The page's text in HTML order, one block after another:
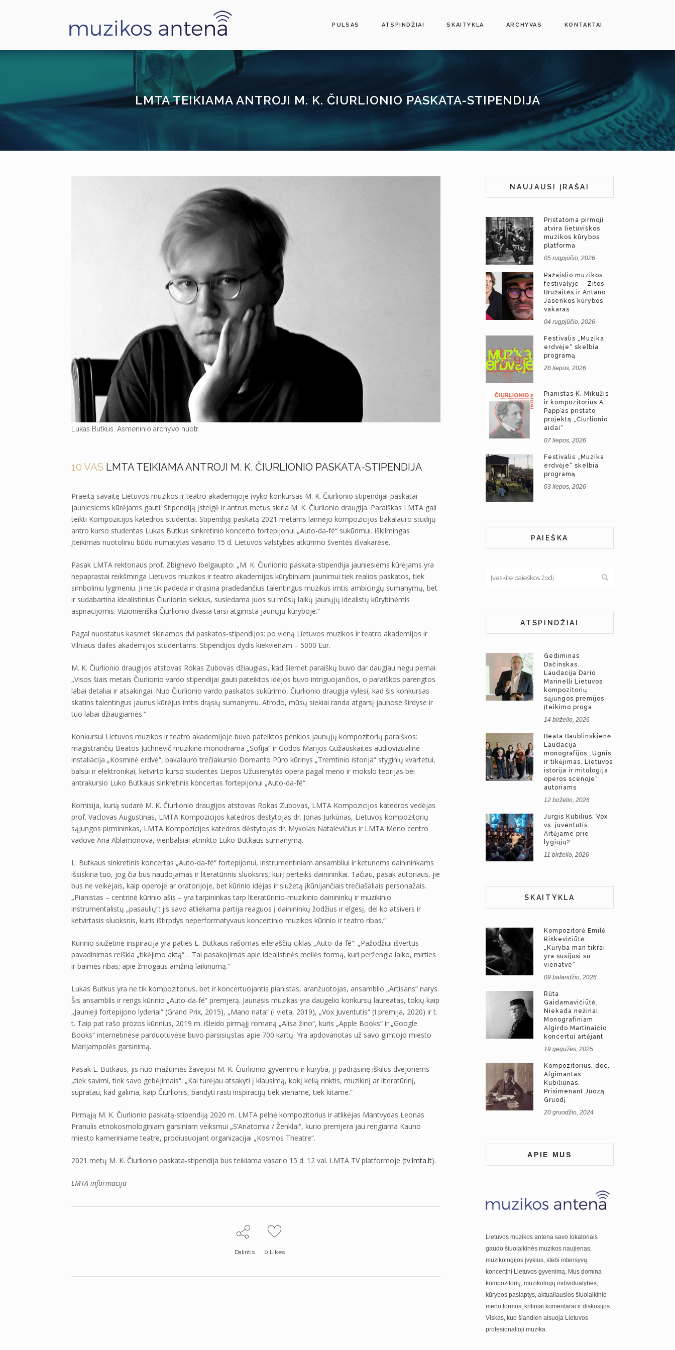
PULSAS ATSPINDŽIAI SKAITYKLA ARCHYVAS KONTAKTAI
LMTA TEIKIAMA ANTROJI M. K. ČIURLIONIO PASKATA-STIPENDIJA
Lukas Butkus. Asmeninio archyvo nuotr.
10 VAS LMTA TEIKIAMA ANTROJI M. K. ČIURLIONIO PASKATA-STIPENDIJA
Praeitą savaitę Lietuvos muzikos ir teatro akademijoje įvyko konkursas M. K. Čiurlionio stipendijai-paskatai
jauniesiems kūrėjams gauti. Stipendiją įsteigė ir antrus metus skiria M. K. Čiurlionio draugija. Paraiškas LMTA gali
teikti Kompozicijos katedros studentai. Stipendiją-paskatą 2021 metams laimėjo kompozicijos bakalauro studijų
antro kurso studentas Lukas Butkus sinkretinio koncerto fortepijonui „Auto-da-fé“ sukūrimui. Iškilmingas
įteikimas nuotoliniu būdu numatytas vasario 15 d. Lietuvos valstybės atkūrimo šventės išvakarėse.
Pasak LMTA rektoriaus prof. Zbignevo Ibelgaupto: „M. K. Čiurlionio paskata-stipendija jauniesiems kūrėjams yra
nepaprastai reikšminga Lietuvos muzikos ir teatro akademijos kūrybiniam jaunimui tiek realios paskatos, tiek
simboliniu lygmeniu. Ji ne tik padeda ir drąsina pradedančius talentingus muzikus imtis ambicingų sumanymų, bet
ir sudabartina idealistinius Čiurlionio siekius, susiedama juos su mūsų laikų jaunųjų idealistų kūrybinėmis
aspiracijomis. Vizionieriška Čiurlionio dvasia tarsi atgimsta jaunųjų kūryboje.“
Pagal nuostatus kasmet skiriamos dvi paskatos-stipendijos: po vieną Lietuvos muzikos ir teatro akademijos ir
Vilniaus dailės akademijos studentams. Stipendijos dydis kiekvienam – 5000 Eur.
M. K. Čiurlionio draugijos atstovas Rokas Zubovas džiaugiasi, kad šiemet paraiškų buvo dar daugiau negu pernai:
„Visos šiais metais Čiurlionio vardo stipendijai gauti pateiktos idėjos buvo intriguojančios, o paraiškos parengtos
labai detaliai ir atsakingai. Nuo Čiurlionio vardo paskatos sukūrimo, Čiurlionio draugija vylėsi, kad šis konkursas
skatins talentingus jaunus kūrėjus imtis drąsių sumanymu. Atrodo, mūsų siekiai randa atgarsį jaunose širdyse ir
tuo labai džiaugiamės.“
Konkursui Lietuvos muzikos ir teatro akademijoje buvo pateiktos penkios jaunųjų kompozitorių paraiškos:
magistrančių Beatos Juchnevič muzikinė monodrama „Sofija“ ir Godos Marijos Gužauskaitės audiovizualinė
instaliacija „Kosminė erdvė“, bakalauro trečiakursio Domanto Pūro kūrinys „Tremtinio istorija“ styginių kvartetui,
balsui ir elektronikai, ketvirto kurso studentės Liepos Užusienytės opera pagal meno ir mokslo teorijas bei
antrakursio Luko Butkaus sinkretinis koncertas fortepijonui „Auto-da-fé“.
Komisija, kurią sudarė M. K. Čiurlionio draugijos atstovas Rokas Zubovas, LMTA Kompozicijos katedros vedėjas
prof. Vaclovas Augustinas, LMTA Kompozicijos katedros dėstytojas dr. Jonas Jurkūnas, Lietuvos kompozitorių
sąjungos pirmininkas, LMTA Kompozicijos katedros dėstytojas dr. Mykolas Natalevičius ir LMTA Meno centro
vadovė Ana Ablamonova, vienbalsiai atrinkto Luko Butkaus sumanymą.
L. Butkaus sinkretinis koncertas „Auto-da-fé“ fortepijonui, instrumentiniam ansambliui ir keturiems dainininkams
išsiskiria tuo, jog čia bus naudojamas ir literatūrinis sluoksnis, kurį perteiks dainininkai. Tačiau, pasak autoriaus, jie
bus ne veikėjais, kaip operoje ar oratorijoje, bet kūrinio idėjas ir siužetą įkūnijančiais trečiašaliais personažais.
„Pianistas – centrinė kūrinio ašis – yra tarpininkas tarp literatūrinio-muzikinio dainininkų ir muzikinio
instrumentalistų „pasaulių“: jis savo atliekama partija reaguos į dainininkų žodžius ir elgesį, dėl ko atsivers ir
ketvirtasis sluoksnis, kuris ištirpdys neperformatyvaus koncertinio muzikos kūrinio ir teatro ribas.“
Kūrinio siužetinė inspiracija yra paties L. Butkaus rašomas eilėraščių ciklas „Auto-da-fé“: „Pažodžiui išvertus
pavadinimas reiškia „tikėjimo aktą“… Tai pasakojimas apie idealistinės meilės formą, kuri peržengia laiko, mirties
ir baimės ribas; apie žmogaus amžiną laikinumą.“
Lukas Butkus yra ne tik kompozitorius, bet ir koncertuojantis pianistas, aranžuotojas, ansamblio „Artisans“ narys.
Šis ansamblis ir rengs kūrinio „Auto-da-fé“ premjerą. Jaunasis muzikas yra daugelio konkursų laureatas, tokių kaip
„Jaunieji fortepijono lyderiai“ (Grand Prix, 2015), „Mano nata“ (I vieta, 2019), „Vox Juventutis“ (I premija, 2020) ir t.
t. Taip pat rašo prozos kūrinius, 2019 m. išleido pirmąjį romaną „Alisa žino“, kuris „Apple Books“ ir „Google
Books“ internetinėse parduotuvėse buvo parsisiųstas apie 700 kartų. Yra apdovanotas už savo gimtojo miesto
Marijampolės garsinimą.
Pasak L. Butkaus, jis nuo mažumės žavėjosi M. K. Čiurlionio gyvenimu ir kūryba, jį padrąsinę iškilus dvejonėms
„tiek savimi, tiek savo gebėjimais“: „Kai turėjau atsakyti į klausimą, kokį kelią rinktis, muzikinį ar literatūrinį,
supratau, kad galima, kaip Čiurlionis, bandyti rasti inspiracijų tiek viename, tiek kitame.“
Pirmąją M. K. Čiurlionio paskatą-stipendiją 2020 m. LMTA pelnė kompozitorius ir atlikėjas Mantvydas Leonas
Pranulis etnokosmologiniam garsiniam veiksmui „S’Anatomia / Ženklai“, kurio premjera jau rengiama Kauno
miesto kameriniame teatre, prodiusuojant organizacijai „Kosmos Theatre“.
2021 metų M. K. Čiurlionio paskata-stipendija bus teikiama vasario 15 d. 12 val. LMTA TV platformoje (tv.lmta.lt).
LMTA informacija
Dalintis 0 Likes
NAUJAUSI ĮRAŠAI
Pristatoma pirmoji
atvira lietuviškos
muzikos kūrybos
platforma
05 rugpjūčio, 2026
Pažaislio muzikos
festivalyje – Zitos
Bružaitės ir Antano
Jasenkos kūrybos
vakaras
04 rugpjūčio, 2026
Festivalis „Muzika
erdvėje“ skelbia
programą
28 liepos, 2026
Pianistas K. Mikužis
ir kompozitorius A.
Papp’as pristato
projektą „Čiurlionio
aidai“
07 liepos, 2026
Festivalis „Muzika
erdvėje“ skelbia
programą
03 liepos, 2026
PAIEŠKA
ATSPINDŽIAI
Gediminas
Dačinskas.
Laudacija Dario
Marinelli Lietuvos
kompozitorių
sąjungos premijos
įteikimo proga
14 birželio, 2026
Beata Baublinskienė.
Laudacija
monografijos „Ugnis
ir tikėjimas. Lietuvos
istorija ir mitologija
operos scenoje“
autoriams
12 birželio, 2026
Jurgis Kubilius. Vox
vs. juventutis.
Artėjame prie
lygiųjų?
11 birželio, 2026
SKAITYKLA
Kompozitorė Emilė
Riškevičiūtė:
„Kūryba man tikrai
yra susijusi su
vienatve“
09 balandžio, 2026
Rūta
Gaidamavičiūtė.
Niekada nežinai.
Monografiniam
Algirdo Martinaičio
koncertui artėjant
19 gegužės, 2025
Kompozitorius, doc.
Algimantas
Kubiliūnas.
Prisimenant Juozą
Gruodį
20 gruodžio, 2024
APIE MUS
Lietuvos muzikos antena savo lokatoriais
gaudo šiuolaikinės muzikos naujienas,
muzikologijos įvykius, stebi intensyvų
koncertinį Lietuvos gyvenimą. Mus domina
kompozitorių, muzikologų individualybės,
kūrybos paslaptys, aktualiausios šiuolaikinio
meno formos, kritiniai komentarai ir diskusijos.
Viskas, kuo šiandien alsuoja Lietuvos
profesionalioji muzika.